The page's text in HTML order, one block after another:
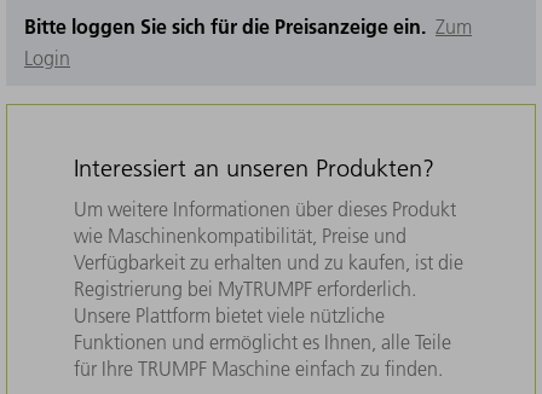
Bitte loggen Sie sich für die Preisanzeige ein. Zum
Login
Interessiert an unseren Produkten?
Um weitere Informationen über dieses Produkt
wie Maschinenkompatibilität, Preise und
Verfügbarkeit zu erhalten und zu kaufen, ist die
Registrierung bei MyTRUMPF erforderlich.
Unsere Plattform bietet viele nützliche
Funktionen und ermöglicht es Ihnen, alle Teile
für Ihre TRUMPF Maschine einfach zu finden.